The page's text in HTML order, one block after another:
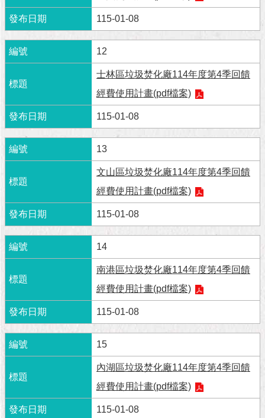
專
臺
北
旅
遊
網
政
府
網
資
開
放
宣
告
私
及
資
訊
安
全
策
RSS
115-01-08
12
士林區垃圾焚化廠114年度第4季回饋
經費使用計畫(pdf檔案)
115-01-08
13
文山區垃圾焚化廠114年度第4季回饋
經費使用計畫(pdf檔案)
115-01-08
14
南港區垃圾焚化廠114年度第4季回饋
經費使用計畫(pdf檔案)
115-01-08
15
內湖區垃圾焚化廠114年度第4季回饋
經費使用計畫(pdf檔案)
115-01-08